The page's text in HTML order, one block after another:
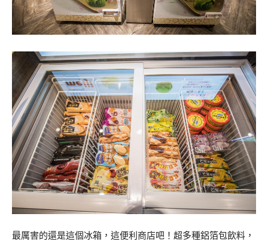
最厲害的還是這個冰箱，這便利商店吧！超多種鋁箔包飲料，